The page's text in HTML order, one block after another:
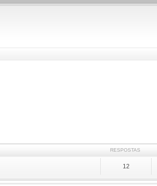
RESPOSTAS
12